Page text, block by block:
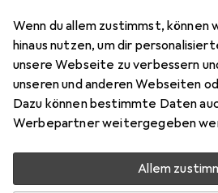
Wenn du allem zustimmst, können
hinaus nutzen, um dir
unsere Webseite zu verbessern
unseren und anderen Webseiten
Dazu können bestimmte Daten
Werbepartner weitergegeben
Allem
Zubehör für
CZAR TV-Ständer &
Entertainment-
Hier findest du passendes
Topeshop RTV120 CZAR TV-
Center 2 Regale aus der